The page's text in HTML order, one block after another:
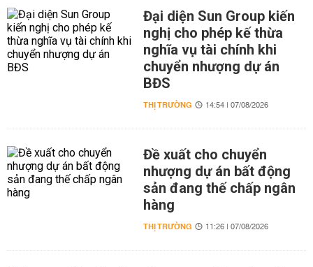
Đại diện Sun Group kiến
nghị cho phép kế thừa
nghĩa vụ tài chính khi
chuyển nhượng dự án
BĐS
THỊ TRƯỜNG 14:54 | 07/08/2026
Đề xuất cho chuyển
nhượng dự án bất động
sản đang thế chấp ngân
hàng
THỊ TRƯỜNG 11:26 | 07/08/2026